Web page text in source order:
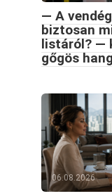
— A
biztosan
listáról? —
gőgös
06.08.2026